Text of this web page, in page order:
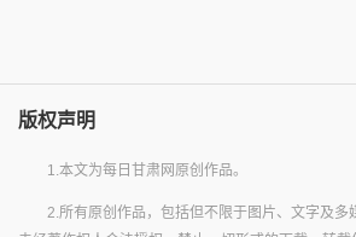
版权声明
1.本文为每日甘肃网原创作品。
2.所有原创作品，包括但不限于图片、文字及多